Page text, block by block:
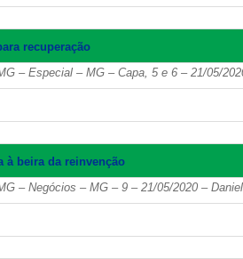
recuperação
– Especial – MG – Capa, 5 e 6 – 21/05/
à beira da reinvenção
– Negócios – MG – 9 – 21/05/2020 –